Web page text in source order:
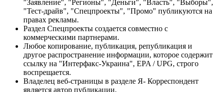
"Заявление", "Регионы", "Деньги", "Власть", "Выборы",
"Тест-драйв", "Спецпроекты", "Промо" публикуются на
правах рекламы.
Раздел Спецпроекты создается совместно с
коммерческими партнерами.
Любое копирование, публикация, републикация и
другое распространение информации, которое содержит
ссылку на "Интерфакс-Украина", EPA / UPG, строго
воспрещается.
Владелец веб-страницы в разделе Я- Корреспондент
является автор публикации.